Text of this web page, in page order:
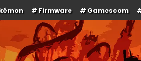
Firmware Gamescom